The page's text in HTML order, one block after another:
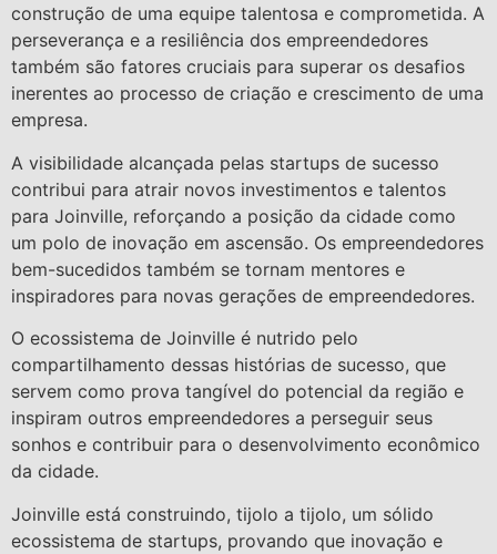
construção de uma equipe talentosa e comprometida. A
perseverança e a resiliência dos empreendedores
também são fatores cruciais para superar os desafios
inerentes ao processo de criação e crescimento de uma
empresa.
A visibilidade alcançada pelas startups de sucesso
contribui para atrair novos investimentos e talentos
para Joinville, reforçando a posição da cidade como
um polo de inovação em ascensão. Os empreendedores
bem-sucedidos também se tornam mentores e
inspiradores para novas gerações de empreendedores.
O ecossistema de Joinville é nutrido pelo
compartilhamento dessas histórias de sucesso, que
servem como prova tangível do potencial da região e
inspiram outros empreendedores a perseguir seus
sonhos e contribuir para o desenvolvimento econômico
da cidade.
Joinville está construindo, tijolo a tijolo, um sólido
ecossistema de startups, provando que inovação e